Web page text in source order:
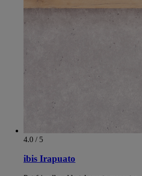
4.0 / 5
ibis Irapuato